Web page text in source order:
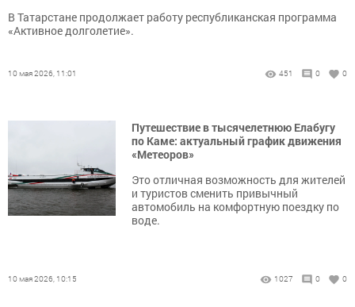
В Татарстане продолжает работу республиканская программа
«Активное долголетие».
10 мая 2026, 11:01 451 0 0
Путешествие в тысячелетнюю Елабугу
по Каме: актуальный график движения
«Метеоров»
Это отличная возможность для жителей
и туристов сменить привычный
автомобиль на комфортную поездку по
воде.
10 мая 2026, 10:15 1027 0 0